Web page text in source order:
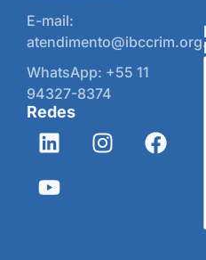
E-mail:
WhatsApp: +55 11
94327-8374
Redes